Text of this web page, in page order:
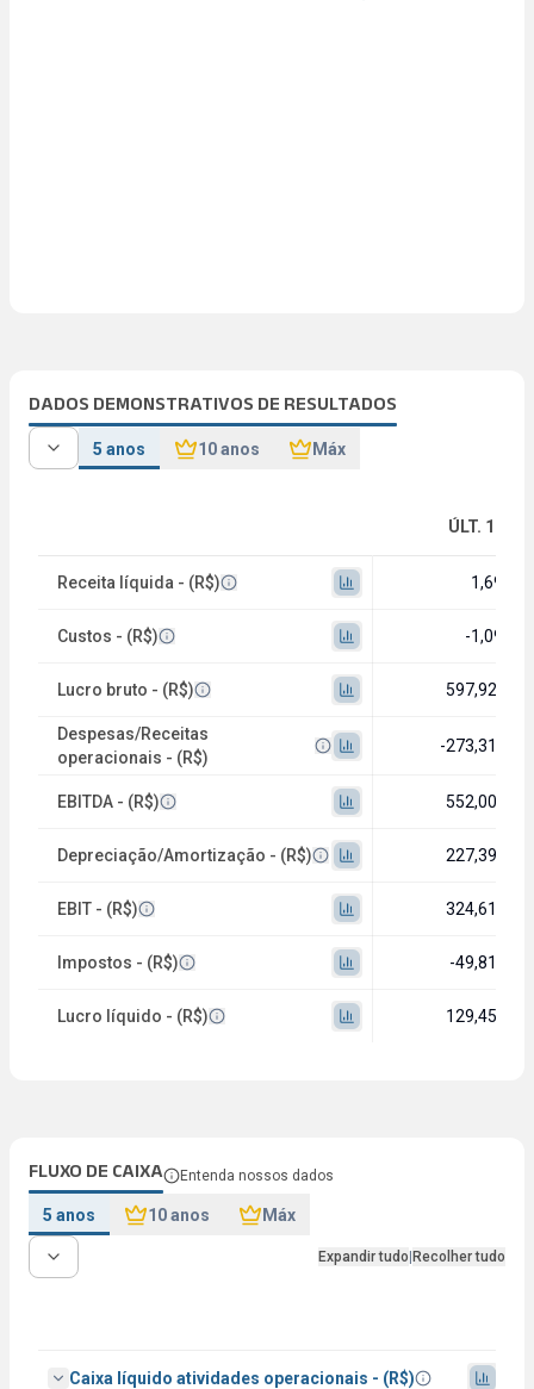
DADOS DEMONSTRATIVOS DE RESULTADOS
5 anos 10 anos Máx
ÚLT. 12M
Receita líquida - (R$) 1,69 bi
Custos - (R$) -1,09 bi
Lucro bruto - (R$) 597,92 mi
Despesas/Receitas
operacionais - (R$)
-273,31 mi
EBITDA - (R$) 552,00 mi
Depreciação/Amortização - (R$) 227,39 mi
EBIT - (R$) 324,61 mi
Impostos - (R$) -49,81 mi
Lucro líquido - (R$) 129,45 mi
FLUXO DE CAIXA Entenda nossos dados
5 anos 10 anos Máx
Expandir tudo Recolher tudo
Caixa líquido atividades operacionais - (R$)